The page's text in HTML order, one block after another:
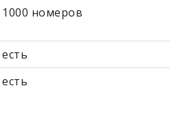
1000 номеров
есть
есть